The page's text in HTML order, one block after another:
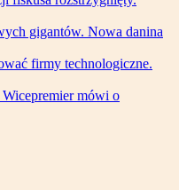
gigantów. Nowa danina
firmy technologiczne.
mówi o